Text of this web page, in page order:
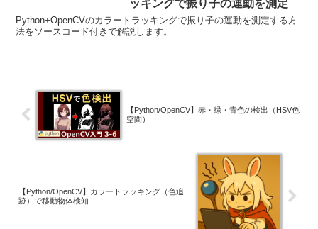
ッキングで振り子の運動を測定
Python+OpenCVのカラートラッキングで振り子の運動を測定する方
法をソースコード付きで解説します。
【Python/OpenCV】赤・緑・青色の検出（HSV色
空間）
【Python/OpenCV】カラートラッキング（色追
跡）で移動物体検知